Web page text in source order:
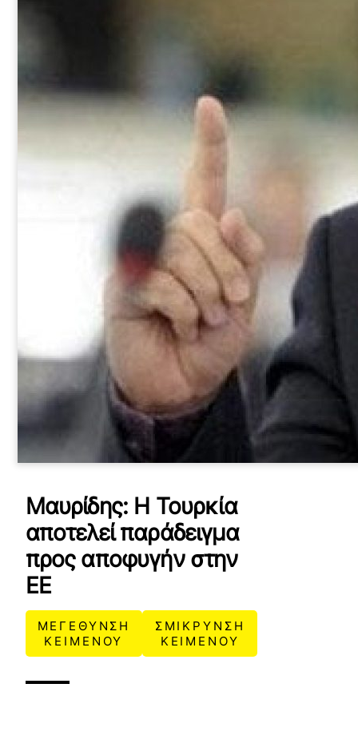
Μαυρίδης: Η Τουρκία
αποτελεί παράδειγμα
προς αποφυγήν στην
ΕΕ
ΜΕΓΕΘΥΝΣΗ
ΚΕΙΜΕΝΟΥ
ΣΜΙΚΡΥΝΣΗ
ΚΕΙΜΕΝΟΥ